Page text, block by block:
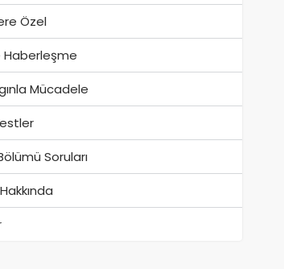
Özel
Haberleşme
Mücadele
Soruları